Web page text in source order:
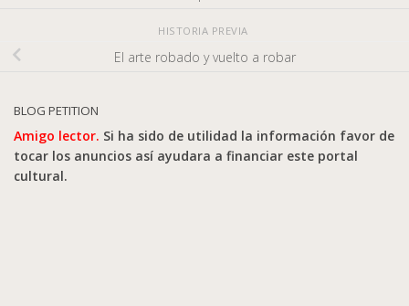
HISTORIA PREVIA
El arte robado y vuelto a robar
BLOG PETITION
Amigo lector. Si ha sido de utilidad la información favor de
tocar los anuncios así ayudara a financiar este portal
cultural.